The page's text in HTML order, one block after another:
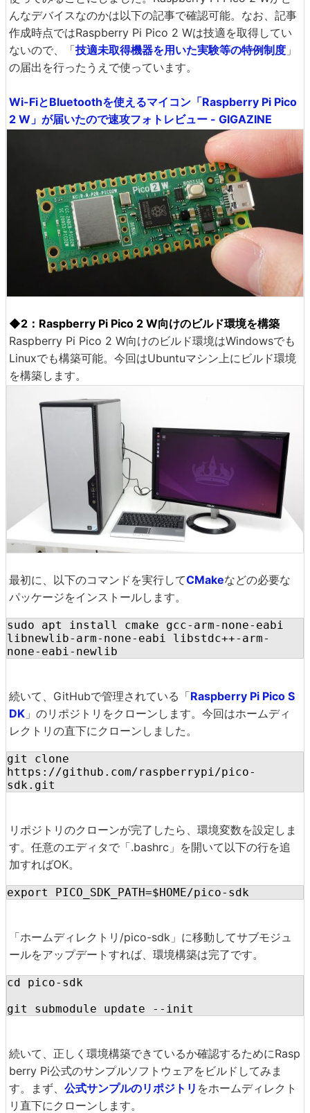
んなデバイスなのかは以下の記事で確認可能。なお、記事
作成時点ではRaspberry Pi Pico 2 Wは技適を取得してい
ないので、「技適未取得機器を用いた実験等の特例制度 」
の届出を行ったうえで使っています。
Wi-FiとBluetoothを使えるマイコン「Raspberry Pi Pico
2 W」が届いたので速攻フォトレビュー - GIGAZINE
◆2：Raspberry Pi Pico 2 W向けのビルド環境を構築
Raspberry Pi Pico 2 W向けのビルド環境はWindowsでも
Linuxでも構築可能。今回はUbuntuマシン上にビルド環境
を構築します。
最初に、以下のコマンドを実行してCMakeなどの必要な
パッケージをインストールします。
sudo apt install cmake gcc-arm-none-eabi
libnewlib-arm-none-eabi libstdc++-arm-
none-eabi-newlib
続いて、GitHubで管理されている「Raspberry Pi Pico S
DK 」のリポジトリをクローンします。今回はホームディ
レクトリの直下にクローンしました。
git clone
https://github.com/raspberrypi/pico-
sdk.git
リポジトリのクローンが完了したら、環境変数を設定しま
す。任意のエディタで「.bashrc」を開いて以下の行を追
加すればOK。
export PICO_SDK_PATH=$HOME/pico-sdk
「ホームディレクトリ/pico-sdk」に移動してサブモジュ
ールをアップデートすれば、環境構築は完了です。
cd pico-sdk
git submodule update --init
続いて、正しく環境構築できているか確認するためにRasp
berry Pi公式のサンプルソフトウェアをビルドしてみま
す。まず、 公式サンプルのリポジトリ をホームディレクト
リ直下にクローンします。